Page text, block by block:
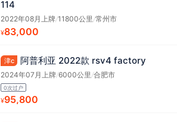
114
2022年08月上牌/11800公里 /常州市
¥83,000
津c 阿普利亚 2022款 rsv4 factory
2024年07月上牌/6000公里/合肥市
0次过户
¥95,800